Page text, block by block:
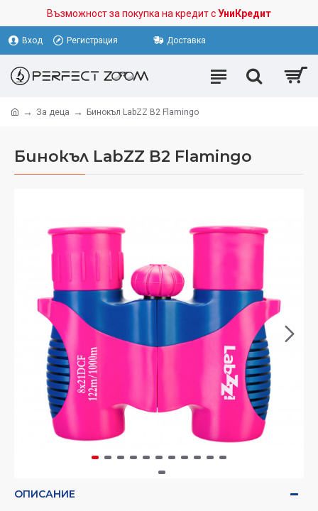
Възможност за покупка на кредит сУниКредит
Вход Регистрация Доставка
За деца Бинокъл LabZZ B2 Flamingo
Бинокъл LabZZ B2 Flamingo
ОПИСАНИЕ